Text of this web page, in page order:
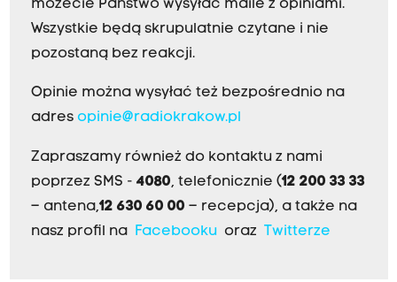
możecie Państwo wysyłać maile z opiniami.
Wszystkie będą skrupulatnie czytane i nie
pozostaną bez reakcji.
Opinie można wysyłać też bezpośrednio na
adres opinie@radiokrakow.pl
Zapraszamy również do kontaktu z nami
poprzez SMS - 4080, telefonicznie (12 200 33 33
– antena,12 630 60 00 – recepcja), a także na
nasz profil na
Facebookuoraz Twitterze